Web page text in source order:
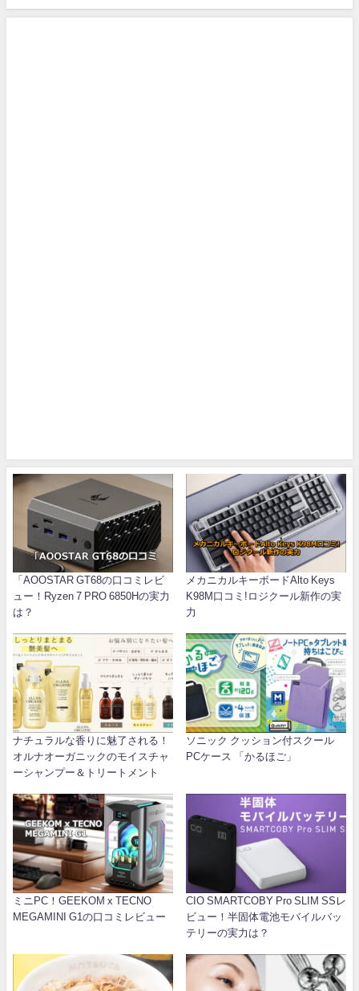
「AOOSTAR GT68の口コミレビ
ュー！Ryzen 7 PRO 6850Hの実力
は？
メカニカルキーボードAlto Keys
K98M口コミ!ロジクール新作の実
力
ナチュラルな香りに魅了される！
オルナオーガニックのモイスチャ
ーシャンプー＆トリートメント
ソニック クッション付スクール
PCケース 「かるほご」
ミニPC！GEEKOM x TECNO
MEGAMINI G1の口コミレビュー
CIO SMARTCOBY Pro SLIM SSレ
ビュー！半固体電池モバイルバッ
テリーの実力は？